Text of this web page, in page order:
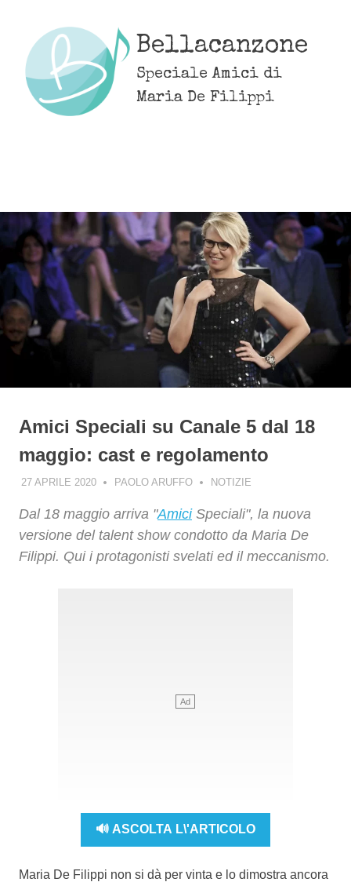
content
Bellacanzone
Speciale Amici di
Maria De Filippi
Amici Speciali su Canale 5 dal 18
maggio: cast e regolamento
27 APRILE 2020 PAOLO ARUFFO NOTIZIE
Dal 18 maggio arriva "AmiciSpeciali", la nuova
versione del talent show condotto da Maria De
Filippi. Qui i protagonisti svelati ed il meccanismo.
🔊 ASCOLTA L\'ARTICOLO
Maria De Filippi non si dà per vinta e lo dimostra ancora